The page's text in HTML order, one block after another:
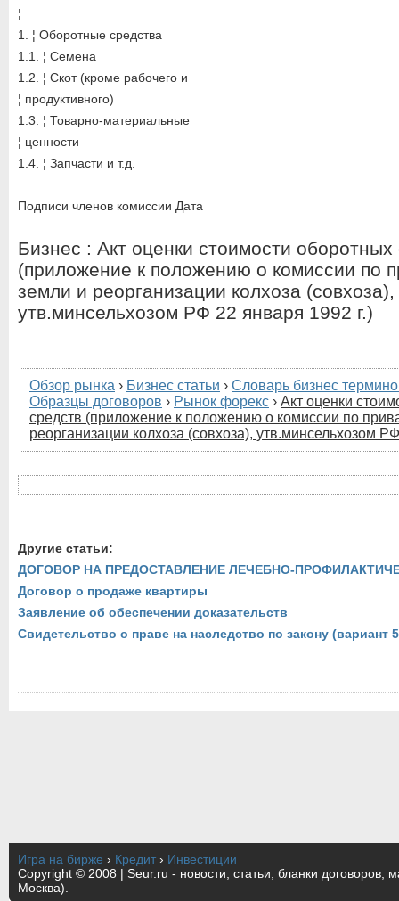
¦
1. ¦ Оборотные средства
1.1. ¦ Семена
1.2. ¦ Скот (кроме рабочего и
¦ продуктивного)
1.3. ¦ Товарно-материальные
¦ ценности
1.4. ¦ Запчасти и т.д.
Подписи членов комиссии Дата
Бизнес : Акт оценки стоимости оборотных
(приложение к положению о комиссии по
земли и реорганизации колхоза (совхоза),
утв.минсельхозом РФ 22 января 1992 г.)
Обзор рынка › Бизнес статьи › Словарь бизнес
Образцы договоров › Рынок форекс › Акт оценки
средств (приложение к положению о комиссии по
реорганизации колхоза (совхоза), утв.минсельхозом
Другие статьи:
ДОГОВОР НА ПРЕДОСТАВЛЕНИЕ ЛЕЧЕБНО-
Договор о продаже квартиры
Заявление об обеспечении доказательств
Свидетельство о праве на наследство по закону (вариант
Игра на бирже › Кредит › Инвестиции
Copyright © 2008 | Seur.ru - новости, статьи, бланки договоров,
Москва).